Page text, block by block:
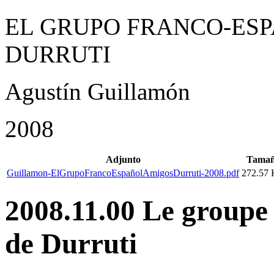
EL GRUPO FRANCO-
DURRUTI
Agustín Guillamón
2008
Adjunto
Guillamon-ElGrupoFrancoEspañolAmigosDurruti-2008.pdf 272.57
2008.11.00 Le
de Durruti